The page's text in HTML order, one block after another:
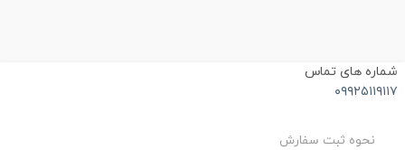
های تماس
نحوه ثبت سفارش